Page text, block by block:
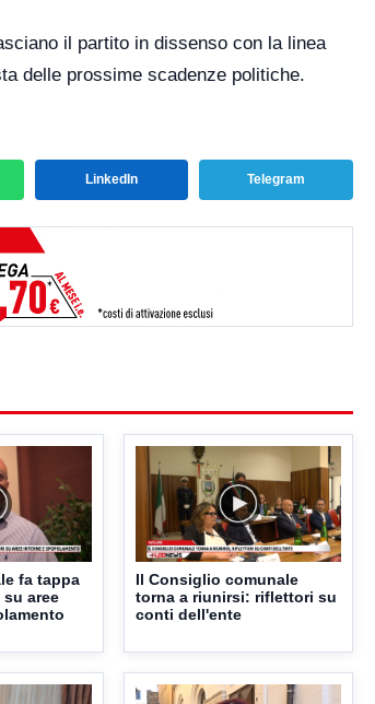
il partito in dissenso con la linea
delle prossime scadenze politiche.
LinkedIn Telegram
fa tappa
aree
Il Consiglio comunale
torna a riunirsi: riflettori su
conti dell'ente